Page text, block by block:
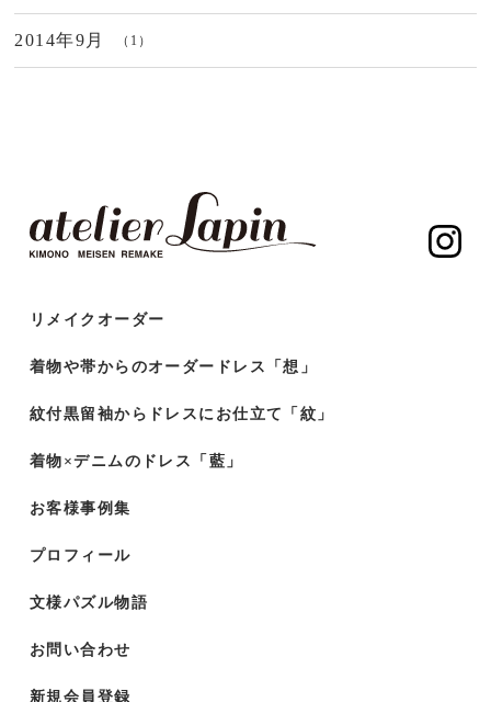
2014年9月 （1）
リメイクオーダー
着物や帯からのオーダードレス「想」
紋付黒留袖からドレスにお仕立て「紋」
着物×デニムのドレス「藍」
お客様事例集
プロフィール
文様パズル物語
お問い合わせ
新規会員登録